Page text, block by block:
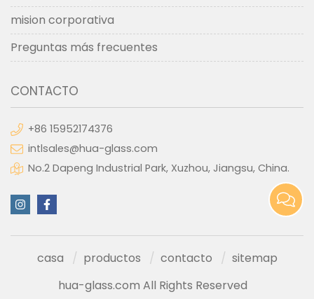
mision corporativa
Preguntas más frecuentes
CONTACTO
+86 15952174376
intlsales@hua-glass.com
No.2 Dapeng Industrial Park, Xuzhou, Jiangsu, China.
casa productos contacto
sitemap
hua-glass.com All Rights Reserved